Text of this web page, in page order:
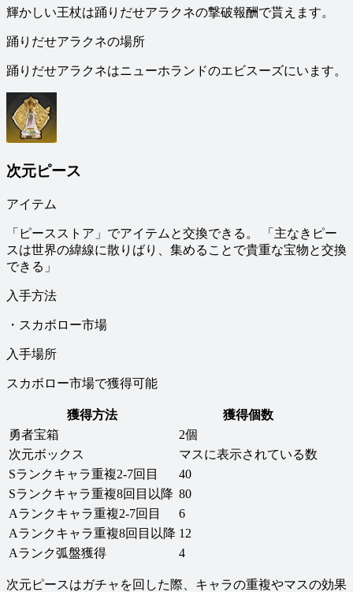
輝かしい王杖は踊りだせアラクネの撃破報酬で貰えます。
踊りだせアラクネの場所
踊りだせアラクネはニューホランドのエビスーズにいます。
次元ピース
アイテム
「ピースストア」でアイテムと交換できる。 「主なきピー
スは世界の緯線に散りばり、集めることで貴重な宝物と交換
できる」
入手方法
・スカボロー市場
入手場所
スカボロー市場で獲得可能
獲得方法
獲得個数
勇者宝箱
2個
次元ボックス
マスに表示されている数
Sランクキャラ重複2-7回目
40
Sランクキャラ重複8回目以降 80
Aランクキャラ重複2-7回目
6
Aランクキャラ重複8回目以降 12
Aランク弧盤獲得
4
次元ピースはガチャを回した際、キャラの重複やマスの効果